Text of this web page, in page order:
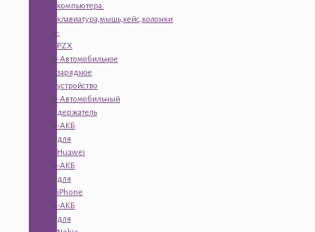
компьютера:
клавиатура,мышь,кейс,колонки
-
PZX
-Автомобильное
зарядное
устройство
-Автомобильный
держатель
-АКБ
для
Huawei
-АКБ
для
iPhone
-АКБ
для